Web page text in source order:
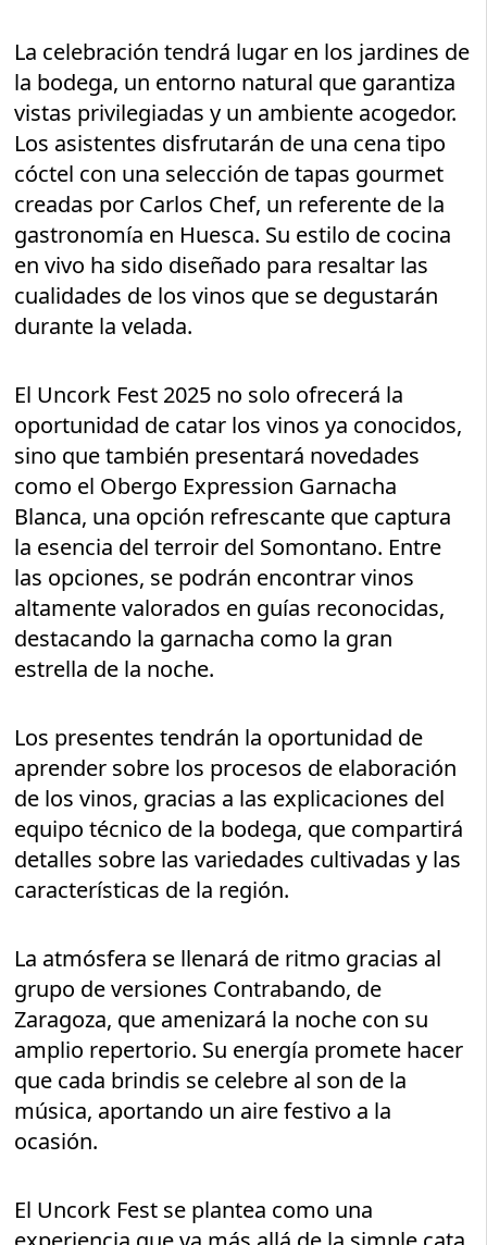
La celebración tendrá lugar en los jardines de
la bodega, un entorno natural que garantiza
vistas privilegiadas y un ambiente acogedor.
Los asistentes disfrutarán de una cena tipo
cóctel con una selección de tapas gourmet
creadas por Carlos Chef, un referente de la
gastronomía en Huesca. Su estilo de cocina
en vivo ha sido diseñado para resaltar las
cualidades de los vinos que se degustarán
durante la velada.
El Uncork Fest 2025 no solo ofrecerá la
oportunidad de catar los vinos ya conocidos,
sino que también presentará novedades
como el Obergo Expression Garnacha
Blanca, una opción refrescante que captura
la esencia del terroir del Somontano. Entre
las opciones, se podrán encontrar vinos
altamente valorados en guías reconocidas,
destacando la garnacha como la gran
estrella de la noche.
Los presentes tendrán la oportunidad de
aprender sobre los procesos de elaboración
de los vinos, gracias a las explicaciones del
equipo técnico de la bodega, que compartirá
detalles sobre las variedades cultivadas y las
características de la región.
La atmósfera se llenará de ritmo gracias al
grupo de versiones Contrabando, de
Zaragoza, que amenizará la noche con su
amplio repertorio. Su energía promete hacer
que cada brindis se celebre al son de la
música, aportando un aire festivo a la
ocasión.
El Uncork Fest se plantea como una